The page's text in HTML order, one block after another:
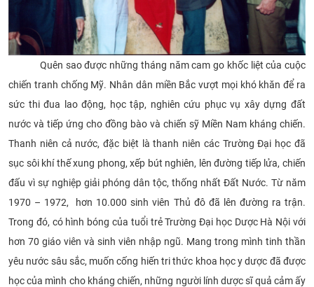
Quên sao được những tháng năm cam go khốc liệt của cuộc
chiến tranh chống Mỹ. Nhân dân miền Bắc vượt mọi khó khăn để ra
sức thi đua lao động, học tập, nghiên cứu phục vụ xây dựng đất
nước và tiếp ứng cho đồng bào và chiến sỹ Miền Nam kháng chiến.
Thanh niên cả nước, đặc biệt là thanh niên các Trường Đại học đã
sục sôi khí thế xung phong, xếp bút nghiên, lên đường tiếp lửa, chiến
đấu vì sự nghiệp giải phóng dân tộc, thống nhất Đất Nước. Từ năm
1970 – 1972, hơn 10.000 sinh viên Thủ đô đã lên đường ra trận.
Trong đó, có hình bóng của tuổi trẻ Trường Đại học Dược Hà Nội với
hơn 70 giáo viên và sinh viên nhập ngũ. Mang trong mình tinh thần
yêu nước sâu sắc, muốn cống hiến tri thức khoa học y dược đã được
học của mình cho kháng chiến, những người lính dược sĩ quả cảm ấy